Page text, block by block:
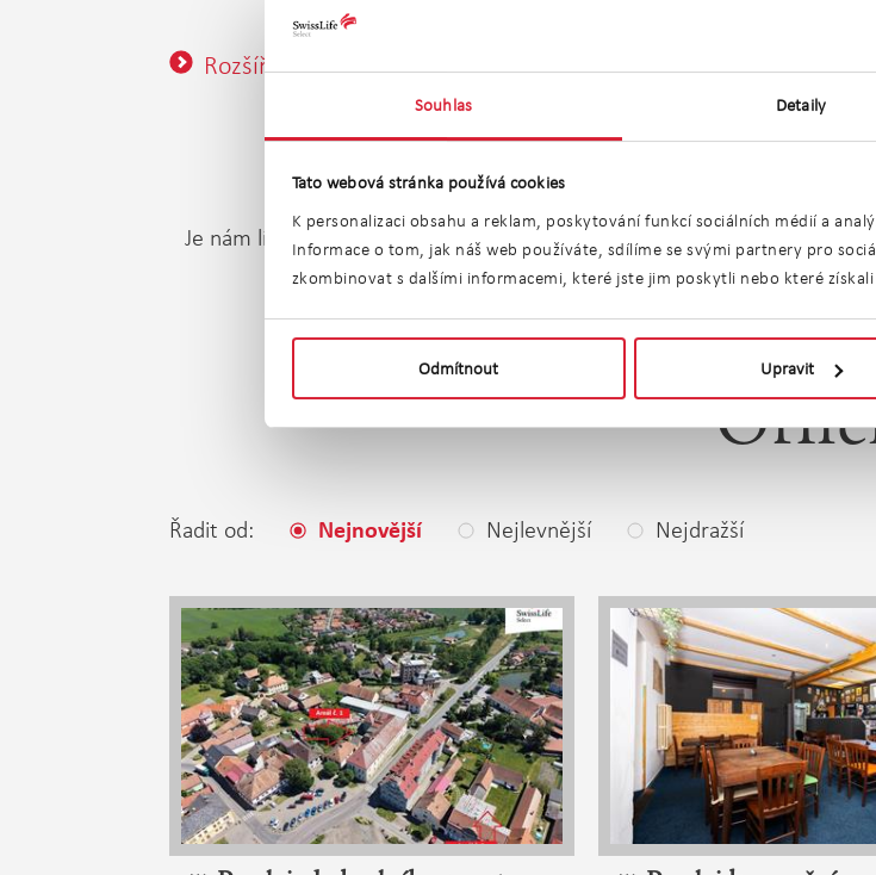
Souhlas Detaily
Tato webová stránka používá cookies
K personalizaci obsahu a reklam, poskytování funkcí sociálních médií a
Informace o tom, jak náš web používáte, sdílíme se svými partnery pro
zkombinovat s dalšími informacemi, které jste jim poskytli nebo které
Odmítnout Upravit
Rozšířené vyhledávání
Je nám líto, ale v tuto chvíli nenabízíme žádnou nemovitost v této
blízkém okolí.
Prodej komerčních
Řadit od: Nejnovější Nejlevnější Nejdražší